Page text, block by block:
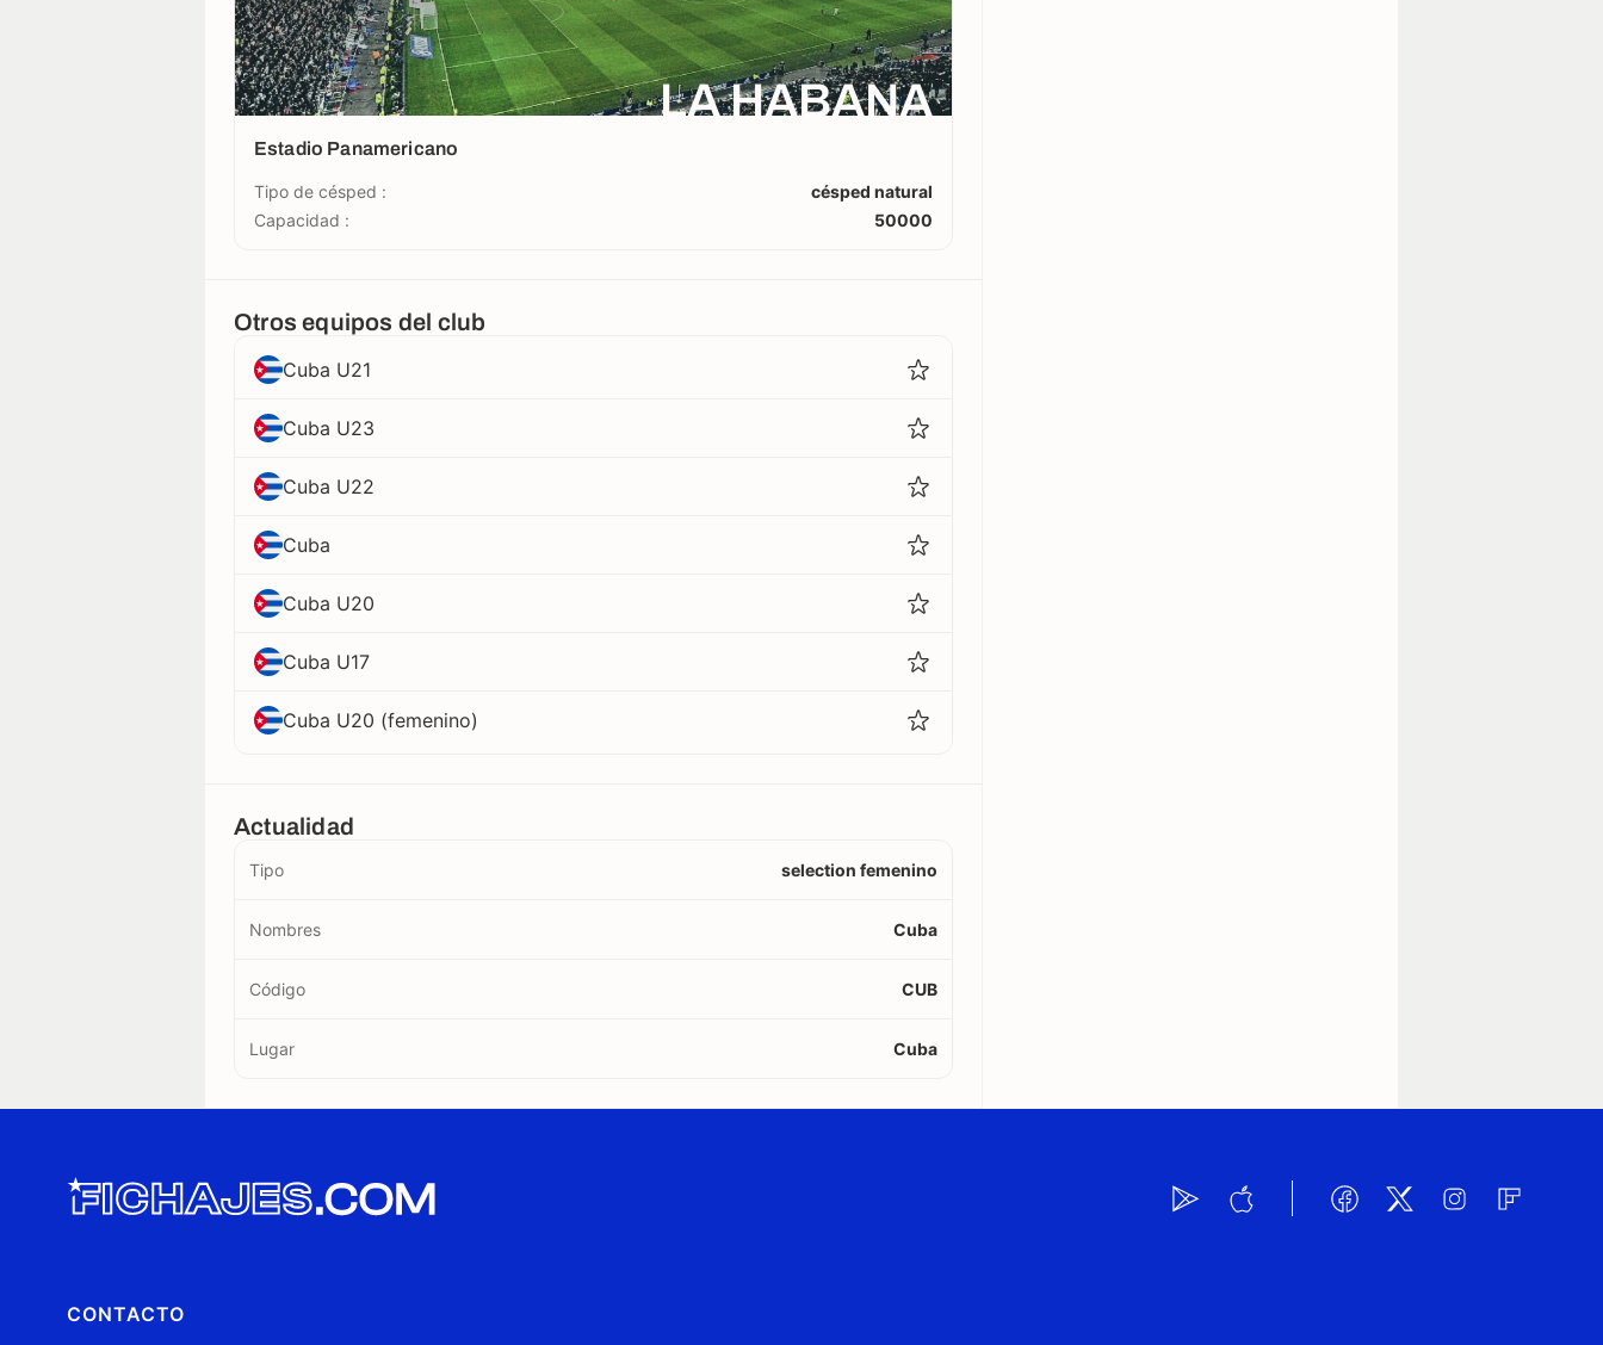
LA HABANA
Estadio Panamericano
Tipo de césped :
césped natural
Capacidad :
50000
Otros equipos del club
Cuba U21
Cuba U23
Cuba U22
Cuba
Cuba U20
Cuba U17
Cuba U20 (femenino)
Actualidad
Tipo selection femenino
Nombres Cuba
Código CUB
Lugar Cuba
CONTACTO